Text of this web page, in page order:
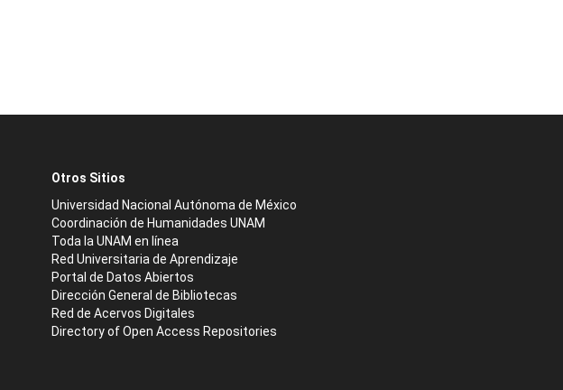
Otros Sitios
Universidad Nacional Autónoma de México
Coordinación de Humanidades UNAM
Toda la UNAM en línea
Red Universitaria de Aprendizaje
Portal de Datos Abiertos
Dirección General de Bibliotecas
Red de Acervos Digitales
Directory of Open Access Repositories